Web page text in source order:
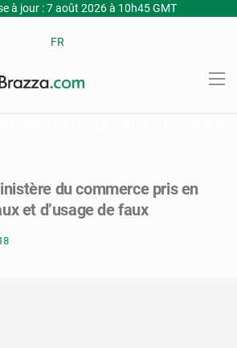
à jour : 7 août 2026 à 10h45 GMT
FR
du commerce pris en
et d’usage de faux